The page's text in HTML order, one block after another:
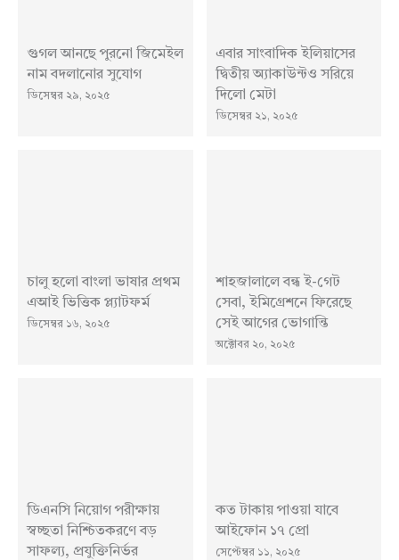
গুগল আনছে পুরনো জিমেইল
নাম বদলানোর সুযোগ
ডিসেম্বর ২৯, ২০২৫
এবার সাংবাদিক ইলিয়াসের
দ্বিতীয় অ্যাকাউন্টও সরিয়ে
দিলো মেটা
ডিসেম্বর ২১, ২০২৫
চালু হলো বাংলা ভাষার প্রথম
এআই ভিত্তিক প্ল্যাটফর্ম
ডিসেম্বর ১৬, ২০২৫
শাহজালালে বন্ধ ই-গেট
সেবা, ইমিগ্রেশনে ফিরেছে
সেই আগের ভোগান্তি
অক্টোবর ২০, ২০২৫
ডিএনসি নিয়োগ পরীক্ষায়
স্বচ্ছতা নিশ্চিতকরণে বড়
সাফল্য, প্রযুক্তিনির্ভর
কত টাকায় পাওয়া যাবে
আইফোন ১৭ প্রো
সেপ্টেম্বর ১১, ২০২৫